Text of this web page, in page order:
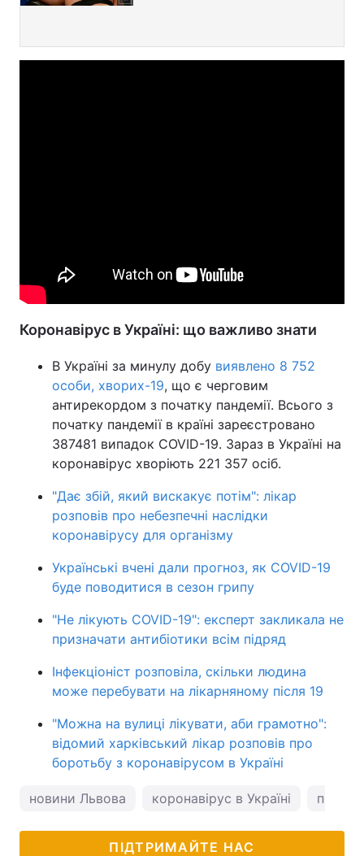
Коронавірус в Україні: що важливо знати
В Україні за минулу добу виявлено 8 752
особи, хворих-19, що є черговим
антирекордом з початку пандемії. Всього з
початку пандемії в країні зареєстровано
387481 випадок COVID-19. Зараз в Україні на
коронавірус хворіють 221 357 осіб.
"Дає збій, який вискакує потім": лікар
розповів про небезпечні наслідки
коронавірусу для організму
Українські вчені дали прогноз, як COVID-19
буде поводитися в сезон грипу
"Не лікують COVID-19": експерт закликала не
призначати антибіотики всім підряд
Інфекціоніст розповіла, скільки людина
може перебувати на лікарняному після 19
"Можна на вулиці лікувати, аби грамотно":
відомий харківський лікар розповів про
боротьбу з коронавірусом в Україні
новини Львова коронавірус в Україні
ПІДТРИМАЙТЕ НАС